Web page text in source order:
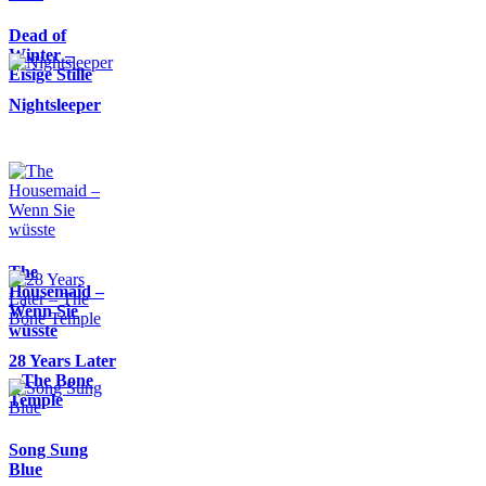
Dead of
Winter –
Eisige Stille
Nightsleeper
The
Housemaid –
Wenn Sie
wüsste
28 Years Later
– The Bone
Temple
Song Sung
Blue